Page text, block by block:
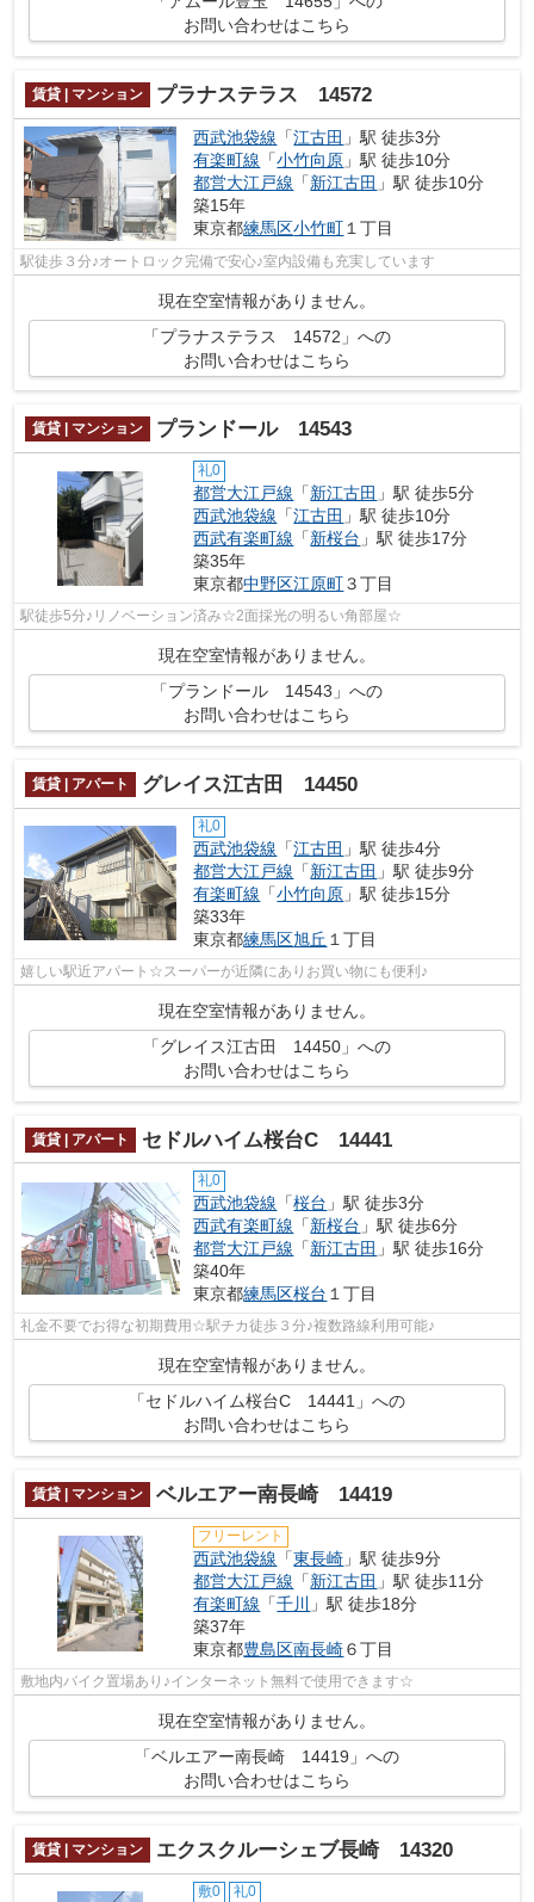
お問い合わせはこちら
賃貸 | マンション プラナステラス 14572
西武池袋線 「江古田 」駅 徒歩3分
有楽町線 「小竹向原 」駅 徒歩10分
都営大江戸線 「新江古田 」駅 徒歩10分
築15年
東京都練馬区小竹町 １丁目
駅徒歩３分♪オートロック完備で安心♪室内設備も充実しています
現在空室情報がありません。
「プラナステラス 14572」への
お問い合わせはこちら
賃貸 | マンション プランドール 14543
礼0
都営大江戸線 「新江古田 」駅 徒歩5分
西武池袋線 「江古田 」駅 徒歩10分
西武有楽町線 「新桜台 」駅 徒歩17分
築35年
東京都中野区江原町３丁目
駅徒歩5分♪リノベーション済み☆2面採光の明るい角部屋☆
現在空室情報がありません。
「プランドール 14543」への
お問い合わせはこちら
賃貸 | アパート グレイス江古田 14450
礼0
西武池袋線 「江古田 」駅 徒歩4分
都営大江戸線 「新江古田 」駅 徒歩9分
有楽町線 「小竹向原 」駅 徒歩15分
築33年
東京都練馬区旭丘 １丁目
嬉しい駅近アパート☆スーパーが近隣にありお買い物にも便利♪
現在空室情報がありません。
「グレイス江古田 14450」への
お問い合わせはこちら
賃貸 | アパート セドルハイム桜台C 14441
礼0
西武池袋線 「桜台 」駅 徒歩3分
西武有楽町線 「新桜台 」駅 徒歩6分
都営大江戸線 「新江古田 」駅 徒歩16分
築40年
東京都練馬区桜台 １丁目
礼金不要でお得な初期費用☆駅チカ徒歩３分♪複数路線利用可能♪
現在空室情報がありません。
「セドルハイム桜台C 14441」への
お問い合わせはこちら
賃貸 | マンション ベルエアー南長崎 14419
フリーレント
西武池袋線 「東長崎 」駅 徒歩9分
都営大江戸線 「新江古田 」駅 徒歩11分
有楽町線 「千川
」駅 徒歩18分
築37年
東京都豊島区南長崎６丁目
敷地内バイク置場あり♪インターネット無料で使用できます☆
現在空室情報がありません。
「ベルエアー南長崎 14419」への
お問い合わせはこちら
賃貸 | マンション エクスクルーシェブ長崎 14320
敷0 礼0